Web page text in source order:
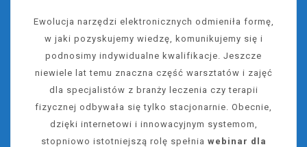
Ewolucja narzędzi elektronicznych odmieniła formę,
w jaki pozyskujemy wiedzę, komunikujemy się i
podnosimy indywidualne kwalifikacje. Jeszcze
niewiele lat temu znaczna część warsztatów i zajęć
dla specjalistów z branży leczenia czy terapii
fizycznej odbywała się tylko stacjonarnie. Obecnie,
dzięki internetowi i innowacyjnym systemom,
stopniowo istotniejszą rolę spełnia webinar dla